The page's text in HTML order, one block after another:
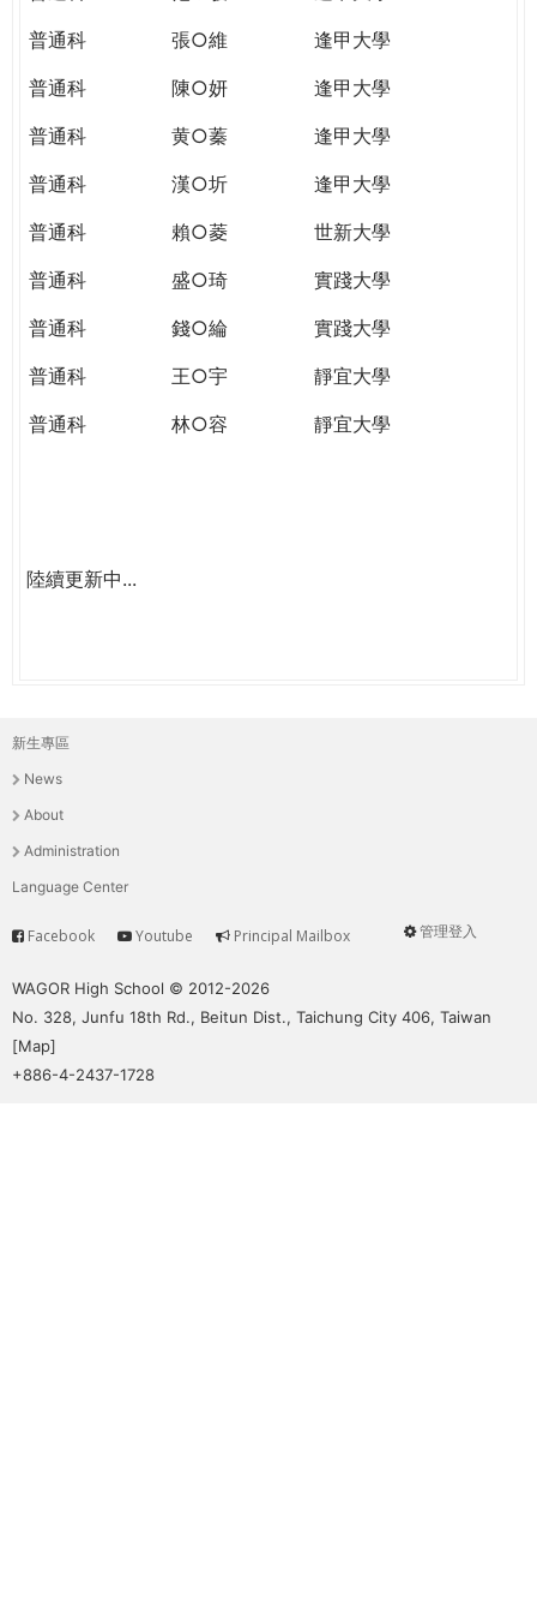
普通科
張○維
逢甲大學
普通科
陳○妍
逢甲大學
普通科
黄○蓁
逢甲大學
普通科
漢○圻
逢甲大學
普通科
賴○菱
世新大學
普通科
盛○琦
實踐大學
普通科
錢○綸
實踐大學
普通科
王○宇
靜宜大學
普通科
林○容 靜宜大學
陸續更新中...
主
選
單
新生專區
News
About
Administration
Language Center
User
管理登入
Service
Facebook Youtube Principal Mailbox
WAGOR High School © 2012-2026
No. 328, Junfu 18th Rd., Beitun Dist., Taichung City 406, Taiwan
[Map]
+886-4-2437-1728